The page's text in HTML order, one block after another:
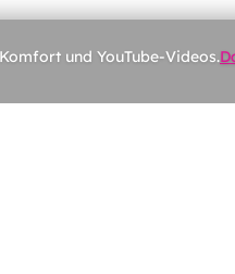
und YouTube-Videos.